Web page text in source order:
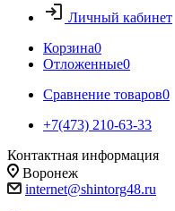
Личный кабинет
Корзина0
Отложенные0
Сравнение товаров0
+7(473) 210-63-33
Контактная информация
Воронеж
internet@shintorg48.ru